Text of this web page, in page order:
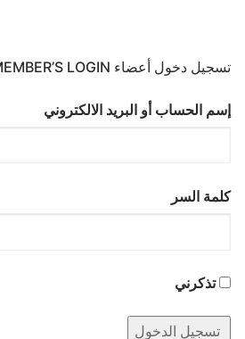
تسجيل دخول أعضاء MEMBER’S LOGIN
إسم الحساب أو البريد الالكتروني
كلمة السر
تذكرني